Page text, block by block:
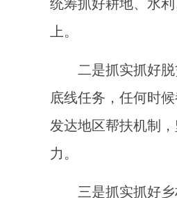
统筹抓好耕地、水
上。
二是抓实抓好
底线任务，任何时
发达地区帮扶机制
力。
三是抓实抓好